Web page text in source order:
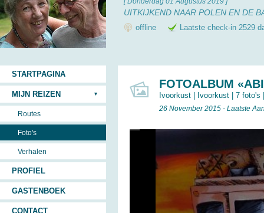
UITKIJKEND NAAR POLEN EN DE
offline Laatste check-in 2529
FOTOALBUM
Ivoorkust Ivoorkust | 7
26 November 2015 - Laatste
STARTPAGINA
MIJN REIZEN
Routes
Foto's
Verhalen
PROFIEL
GASTENBOEK
CONTACT